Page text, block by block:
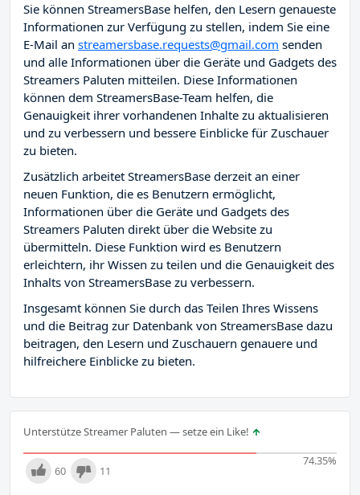
Sie können StreamersBase helfen, den Lesern genaueste
Informationen zur Verfügung zu stellen, indem Sie eine
E-Mail an streamersbase.requests@gmail.com senden
und alle Informationen über die Geräte und Gadgets des
Streamers Paluten mitteilen. Diese Informationen
können dem StreamersBase-Team helfen, die
Genauigkeit ihrer vorhandenen Inhalte zu aktualisieren
und zu verbessern und bessere Einblicke für Zuschauer
zu bieten.
Zusätzlich arbeitet StreamersBase derzeit an einer
neuen Funktion, die es Benutzern ermöglicht,
Informationen über die Geräte und Gadgets des
Streamers Paluten direkt über die Website zu
übermitteln. Diese Funktion wird es Benutzern
erleichtern, ihr Wissen zu teilen und die Genauigkeit des
Inhalts von StreamersBase zu verbessern.
Insgesamt können Sie durch das Teilen Ihres Wissens
und die Beitrag zur Datenbank von StreamersBase dazu
beitragen, den Lesern und Zuschauern genauere und
hilfreichere Einblicke zu bieten.
Unterstütze Streamer Paluten — setze ein Like!
74.35%
60 11